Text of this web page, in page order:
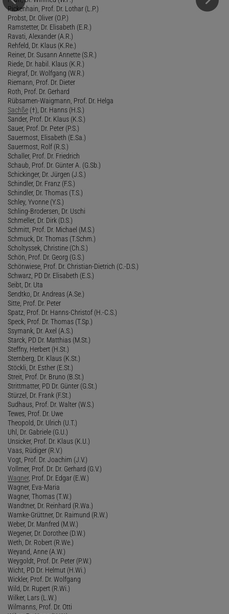
Pickenhain, Prof. Dr. Lothar (L.P.)
Probst, Dr. Oliver (O.P.)
Ramstetter, Dr. Elisabeth (E.R.)
Ravati, Alexander (A.R.)
Rehfeld, Dr. Klaus (K.Re.)
Reiner, Dr. Susann Annette (S.R.)
Riede, Dr. habil. Klaus (K.R.)
Riegraf, Dr. Wolfgang (W.R.)
Riemann, Prof. Dr. Dieter
Roth, Prof. Dr. Gerhard
Rübsamen-Waigmann, Prof. Dr. Helga
Sachße (†), Dr. Hanns (H.S.)
Sander, Prof. Dr. Klaus (K.S.)
Sauer, Prof. Dr. Peter (P.S.)
Sauermost, Elisabeth (E.Sa.)
Sauermost, Rolf (R.S.)
Schaller, Prof. Dr. Friedrich
Schaub, Prof. Dr. Günter A. (G.Sb.)
Schickinger, Dr. Jürgen (J.S.)
Schindler, Dr. Franz (F.S.)
Schindler, Dr. Thomas (T.S.)
Schley, Yvonne (Y.S.)
Schling-Brodersen, Dr. Uschi
Schmeller, Dr. Dirk (D.S.)
Schmitt, Prof. Dr. Michael (M.S.)
Schmuck, Dr. Thomas (T.Schm.)
Scholtyssek, Christine (Ch.S.)
Schön, Prof. Dr. Georg (G.S.)
Schönwiese, Prof. Dr. Christian-Dietrich (C.-D.S.)
Schwarz, PD Dr. Elisabeth (E.S.)
Seibt, Dr. Uta
Sendtko, Dr. Andreas (A.Se.)
Sitte, Prof. Dr. Peter
Spatz, Prof. Dr. Hanns-Christof (H.-C.S.)
Speck, Prof. Dr. Thomas (T.Sp.)
Ssymank, Dr. Axel (A.S.)
Starck, PD Dr. Matthias (M.St.)
Steffny, Herbert (H.St.)
Sternberg, Dr. Klaus (K.St.)
Stöckli, Dr. Esther (E.St.)
Streit, Prof. Dr. Bruno (B.St.)
Strittmatter, PD Dr. Günter (G.St.)
Stürzel, Dr. Frank (F.St.)
Sudhaus, Prof. Dr. Walter (W.S.)
Tewes, Prof. Dr. Uwe
Theopold, Dr. Ulrich (U.T.)
Uhl, Dr. Gabriele (G.U.)
Unsicker, Prof. Dr. Klaus (K.U.)
Vaas, Rüdiger (R.V.)
Vogt, Prof. Dr. Joachim (J.V.)
Vollmer, Prof. Dr. Dr. Gerhard (G.V.)
Wagner, Prof. Dr. Edgar (E.W.)
Wagner, Eva-Maria
Wagner, Thomas (T.W.)
Wandtner, Dr. Reinhard (R.Wa.)
Warnke-Grüttner, Dr. Raimund (R.W.)
Weber, Dr. Manfred (M.W.)
Wegener, Dr. Dorothee (D.W.)
Weth, Dr. Robert (R.We.)
Weyand, Anne (A.W.)
Weygoldt, Prof. Dr. Peter (P.W.)
Wicht, PD Dr. Helmut (H.Wi.)
Wickler, Prof. Dr. Wolfgang
Wild, Dr. Rupert (R.Wi.)
Wilker, Lars (L.W.)
Wilmanns, Prof. Dr. Otti